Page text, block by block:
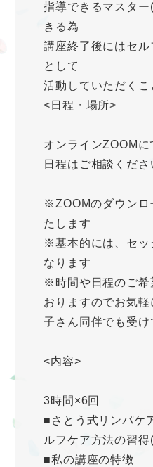
指導できるマスタ
きる為
講座終了後にはセ
として
活動していただくこ
<日程・場所>
オンラインZOOMに
日程はご相談くださ
※ZOOMのダウンロ
たします
※基本的には、セッ
なります
※時間や日程のご希
おりますのでお気
子さん同伴でも受け
<内容>
3時間×6回
■さとう式リンパケ
ルフケア方法の習得
■私の講座の特徴